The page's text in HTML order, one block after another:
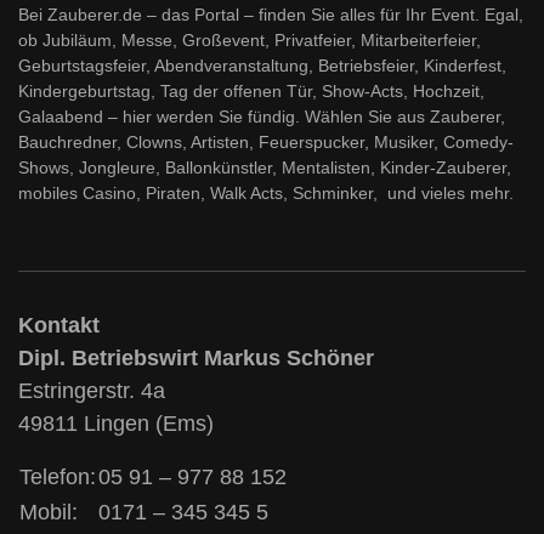
Bei Zauberer.de – das Portal – finden Sie alles für Ihr Event. Egal,
ob Jubiläum, Messe, Großevent, Privatfeier, Mitarbeiterfeier,
Geburtstagsfeier, Abendveranstaltung, Betriebsfeier, Kinderfest,
Kindergeburtstag, Tag der offenen Tür, Show-Acts, Hochzeit,
Galaabend – hier werden Sie fündig. Wählen Sie aus Zauberer,
Bauchredner, Clowns, Artisten, Feuerspucker, Musiker, Comedy-
Shows, Jongleure, Ballonkünstler, Mentalisten, Kinder-Zauberer,
mobiles Casino, Piraten, Walk Acts, Schminker, und vieles mehr.
Kontakt
Dipl. Betriebswirt Markus Schöner
Estringerstr. 4a
49811 Lingen (Ems)
Telefon:05 91 – 977 88 152
Mobil:
0171 – 345 345 5